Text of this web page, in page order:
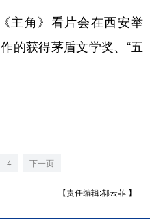
角》看片会在西安举
的获得茅盾文学奖、“五
4 下一页
【责任编辑:郝云菲 】